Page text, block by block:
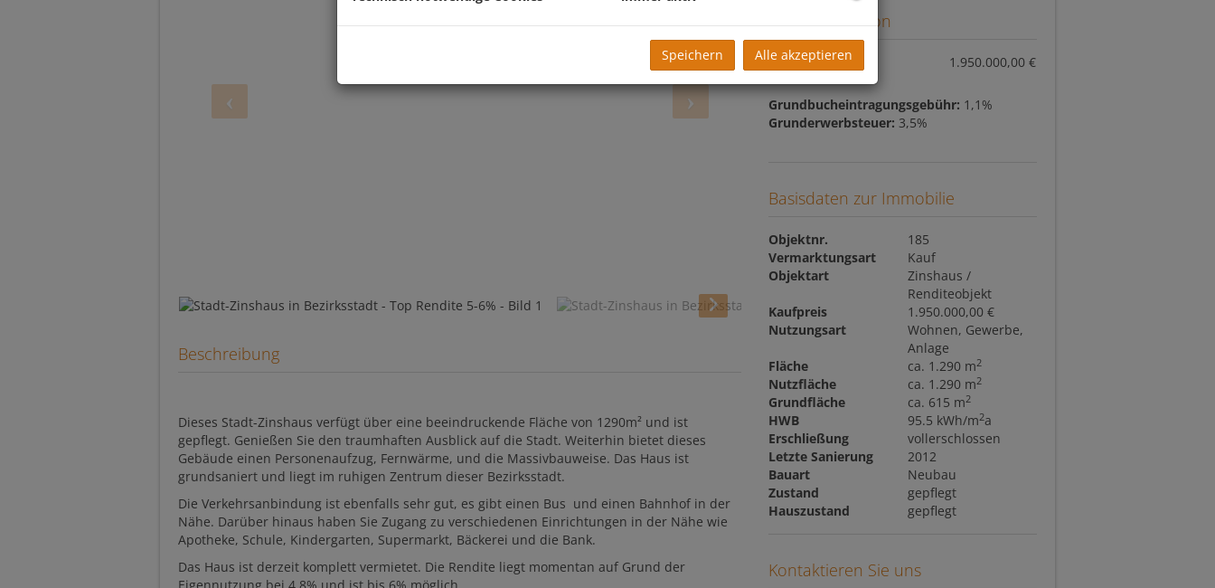
Beschreibung
Dieses Stadt-Zinshaus verfügt über eine beeindruckende Fläche von 1290m² und ist
gepflegt. Genießen Sie den traumhaften Ausblick auf die Stadt. Weiterhin bietet dieses
Gebäude einen Personenaufzug, Fernwärme, und die Massivbauweise. Das Haus ist
grundsaniert und liegt im ruhigen Zentrum dieser Bezirksstadt.
Die Verkehrsanbindung ist ebenfalls sehr gut, es gibt einen Bus und einen Bahnhof in der
Nähe. Darüber hinaus haben Sie Zugang zu verschiedenen Einrichtungen in der Nähe wie
Apotheke, Schule, Kindergarten, Supermarkt, Bäckerei und die Bank.
Das Haus ist derzeit komplett vermietet. Die Rendite liegt momentan auf Grund der
Preisinformation
Kaufpreis: 1.950.000,00 €
Grundbucheintragungsgebühr: 1,1%
Grunderwerbsteuer: 3,5%
Basisdaten zur Immobilie
Objektnr.
185
Vermarktungsart
Kauf
Objektart
Zinshaus /
Renditeobjekt
Kaufpreis
1.950.000,00 €
Nutzungsart
Wohnen Gewerbe
Anlage
Fläche
ca. 1.290 m2
Nutzfläche ca. 1.290 m2
Grundfläche ca. 615 m2
HWB 95.5 kWh/m2a
Erschließung
vollerschlossen
Letzte Sanierung
2012
Bauart
Neubau
Zustand
gepflegt
Hauszustand
gepflegt
Kontaktieren Sie uns
Speichern Alle akzeptieren